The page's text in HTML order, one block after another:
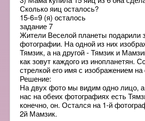
Сколько яиц осталось?
15-6=9 (я) осталось
задание 7
Жители Веселой планеты подарили
фотографии. На одной из них
Тямзик, а на другой - Тямзик и
как зовут каждого из инопланетян.
стрелкой его имя с изображением
Решение:
На двух фото мы видим одно лицо, а
нас на обеих фотографиях есть
конечно, он. Остался на 1-й
2й Мамзик.